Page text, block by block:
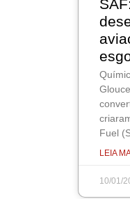
Fuel
LEIA
10/01/